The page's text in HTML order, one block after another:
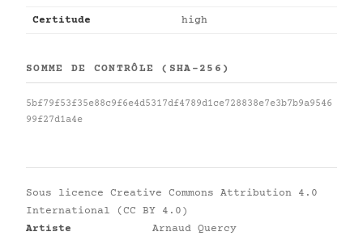
Certitude high
SOMME DE CONTRÔLE (SHA-256)
5bf79f53f35e88c9f6e4d5317df4789d1ce728838e7e3b7b9a9546
99f27d1a4e
Sous licence Creative Commons Attribution 4.0
International (CC BY 4.0)
Artiste
Arnaud Quercy